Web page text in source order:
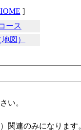
]
ース
図）
い。
関連のみになります